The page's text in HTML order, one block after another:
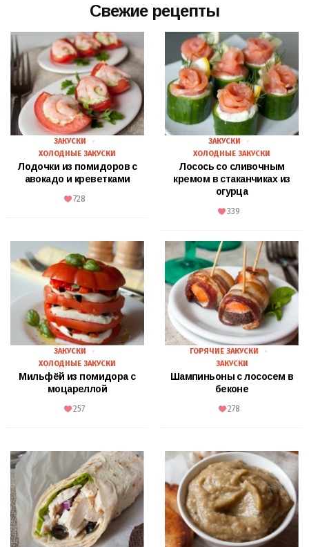
Свежие рецепты
ЗАКУСКИ
ХОЛОДНЫЕ ЗАКУСКИ
Лодочки из помидоров с
авокадо и креветками
728
ЗАКУСКИ
ХОЛОДНЫЕ ЗАКУСКИ
Лосось со сливочным
кремом в стаканчиках из
огурца
339
ЗАКУСКИ
ХОЛОДНЫЕ ЗАКУСКИ
Мильфёй из помидора с
моцареллой
257
ГОРЯЧИЕ ЗАКУСКИ
ЗАКУСКИ
Шампиньоны с лососем в
беконе
278